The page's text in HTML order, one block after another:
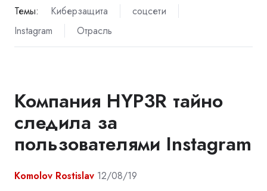
Темы: Киберзащита
соцсети
Instagram
Отрасль
Компания HYP3R тайно
следила за
пользователями Instagram
Komolov Rostislav 12/08/19